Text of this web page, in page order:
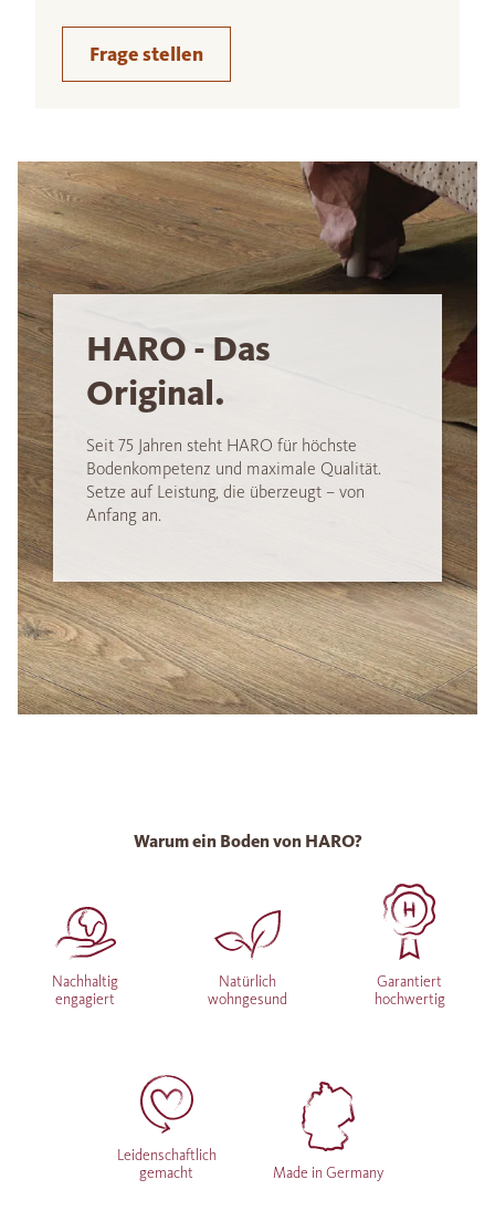
Frage stellen
HARO - Das
Original.
Seit 75 Jahren steht HARO für höchste
Bodenkompetenz und maximale Qualität.
Setze auf Leistung, die überzeugt – von
Anfang an.
Warum ein Boden von HARO?
Nachhaltig
engagiert
Natürlich
wohngesund
Garantiert
hochwertig
Leidenschaftlich
gemacht
Made in Germany